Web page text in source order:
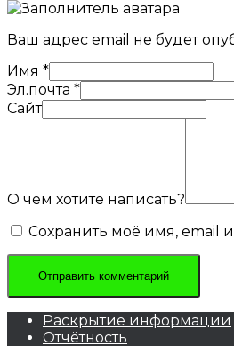
Ваш адрес email не будет
Имя *
Эл.почта *
Сайт
О чём хотите написать?
Сохранить моё имя, email
Раскрытие информации
Отчётность